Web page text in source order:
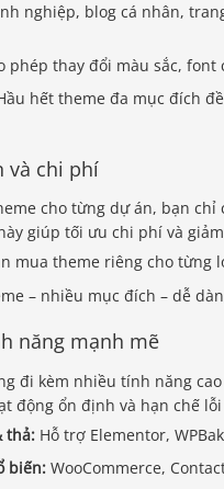
nghiệp, blog cá nhân,
phép thay đổi màu sắc,
hết theme đa mục đích
và chi phí
cho từng dự án, bạn
giúp tối ưu chi phí và
mua theme riêng cho từng
– nhiều mục đích – dễ
năng mạnh mẽ
đi kèm nhiều tính năng
động ổn định và hạn chế
thả: Hỗ trợ Elementor,
biến: WooCommerce,